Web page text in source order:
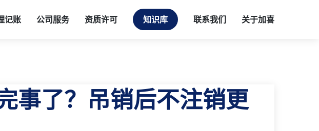
记账 公司服务 资质许可 知识库 联系我们 关于加喜
事了？吊销后不注销更